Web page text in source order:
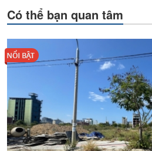
Có thể bạn quan tâm